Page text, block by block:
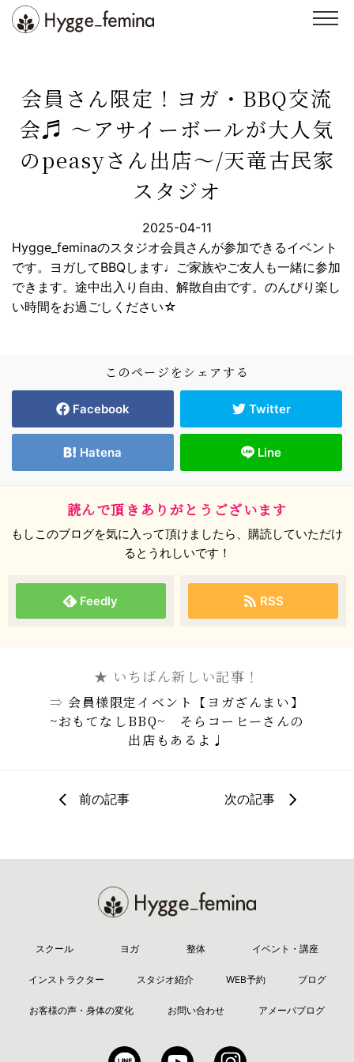
Skip
整体 イベント・講座
会員さん限定！ヨガ・BBQ交流
会♬ 〜アサイーボールが大人気
のpeasyさん出店〜/天竜古民家
スタジオ
2025-04-11
Hygge_feminaのスタジオ会員さんが参加できるイベント
です。ヨガしてBBQします♩ご家族やご友人も一緒に参加
できます。途中出入り自由、解散自由です。のんびり楽し
い時間をお過ごしください☆
このページをシェアする
Facebook Twitter
Hatena Line
読んで頂きありがとうございます
もしこのブログを気に入って頂けましたら、購読していただけ
るとうれしいです！
Feedly RSS
★ いちばん新しい記事！
⇒ 会員様限定イベント【ヨガざんまい】
~おもてなしBBQ~ そらコーヒーさんの
出店もあるよ♩
前の記事 次の記事
スクール ヨガ 整体 イベント・講座
インストラクター スタジオ紹介 WEB予約 ブログ
お客様の声・身体の変化 お問い合わせ アメーバブログ